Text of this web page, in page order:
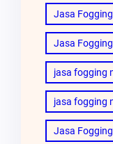
Jasa
Jasa
jasa fogging
jasa fogging
Jasa